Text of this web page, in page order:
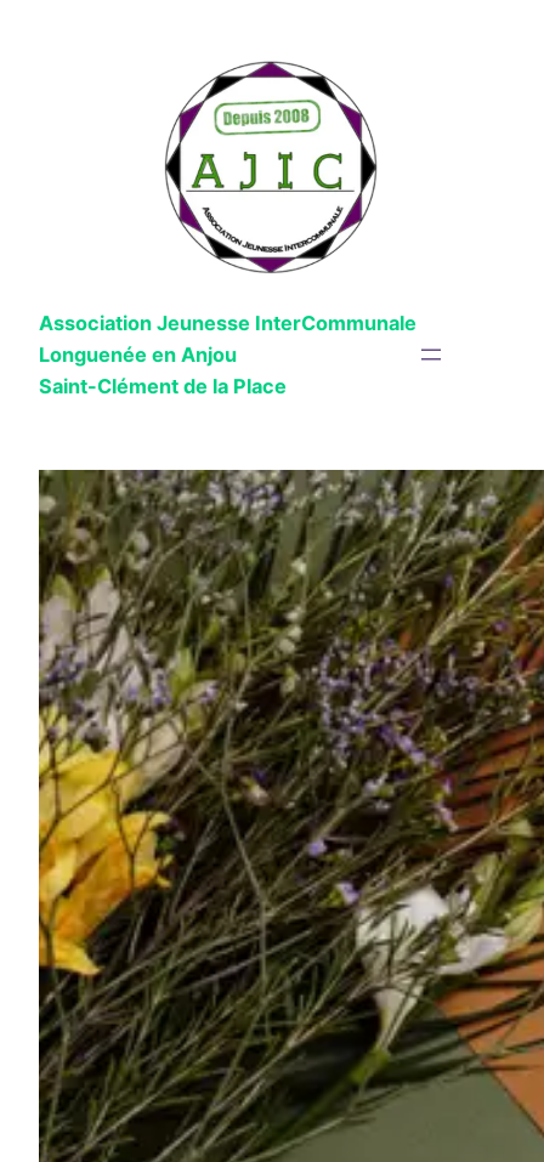
Association Jeunesse InterCommunale
Longuenée en Anjou
Saint-Clément de la Place